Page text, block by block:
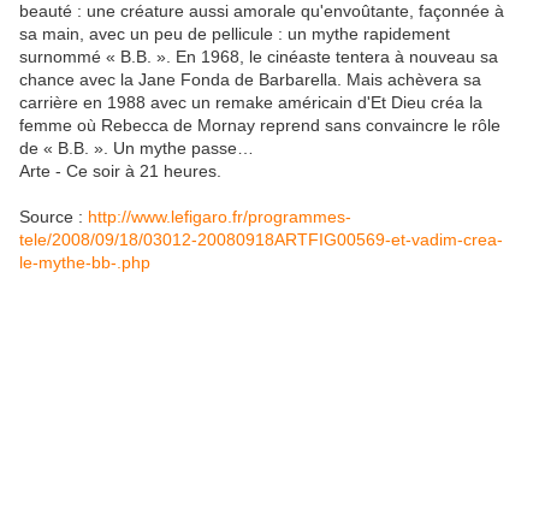
beauté : une créature aussi amorale qu'envoûtante, façonnée à
sa main, avec un peu de pellicule : un mythe rapidement
surnommé « B.B. ». En 1968, le cinéaste tentera à nouveau sa
chance avec la Jane Fonda de Barbarella. Mais achèvera sa
carrière en 1988 avec un remake américain d'Et Dieu créa la
femme où Rebecca de Mornay reprend sans convaincre le rôle
de « B.B. ». Un mythe passe…
Arte - Ce soir à 21 heures.
Source : http://www.lefigaro.fr/programmes-
tele/2008/09/18/03012-20080918ARTFIG00569-et-vadim-crea-
le-mythe-bb-.php